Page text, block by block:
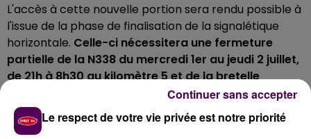
L'accès à cette nouvelle portion sera rendu possible à
l'issue de la phase de finalisation de la signalétique
horizontale. Celle-ci nécessitera une fermeture
partielle de la N338 du mercredi 1er au jeudi 2 juillet,
de 21h à 8h30 au kilomètre 5 et de la bretelle
d’accès au pont Flaubert depuis la place centrale
du futur écoquartier
. La circulation sera déviée par la
sortie des Pâtis.
Le respect de votre vie privée est notre priorité
Continuer sans accepter